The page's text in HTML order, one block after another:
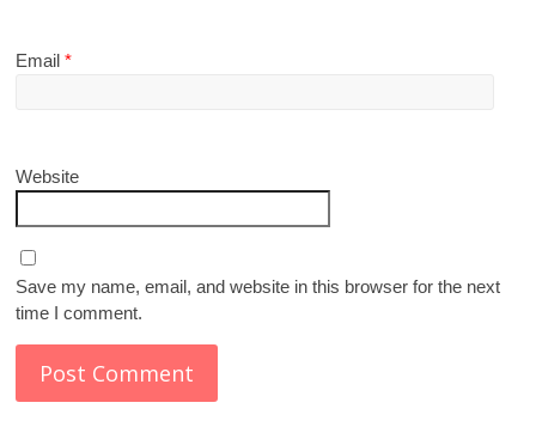
Email*
Website
Save my name, email, and website in this browser for the next
time I comment.